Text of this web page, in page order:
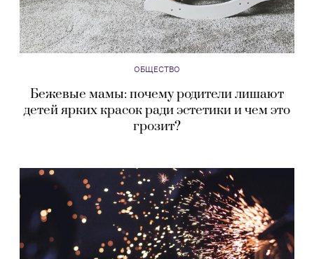
ОБЩЕСТВО
Бежевые мамы: почему родители лишают
детей ярких красок ради эстетики и чем это
грозит?